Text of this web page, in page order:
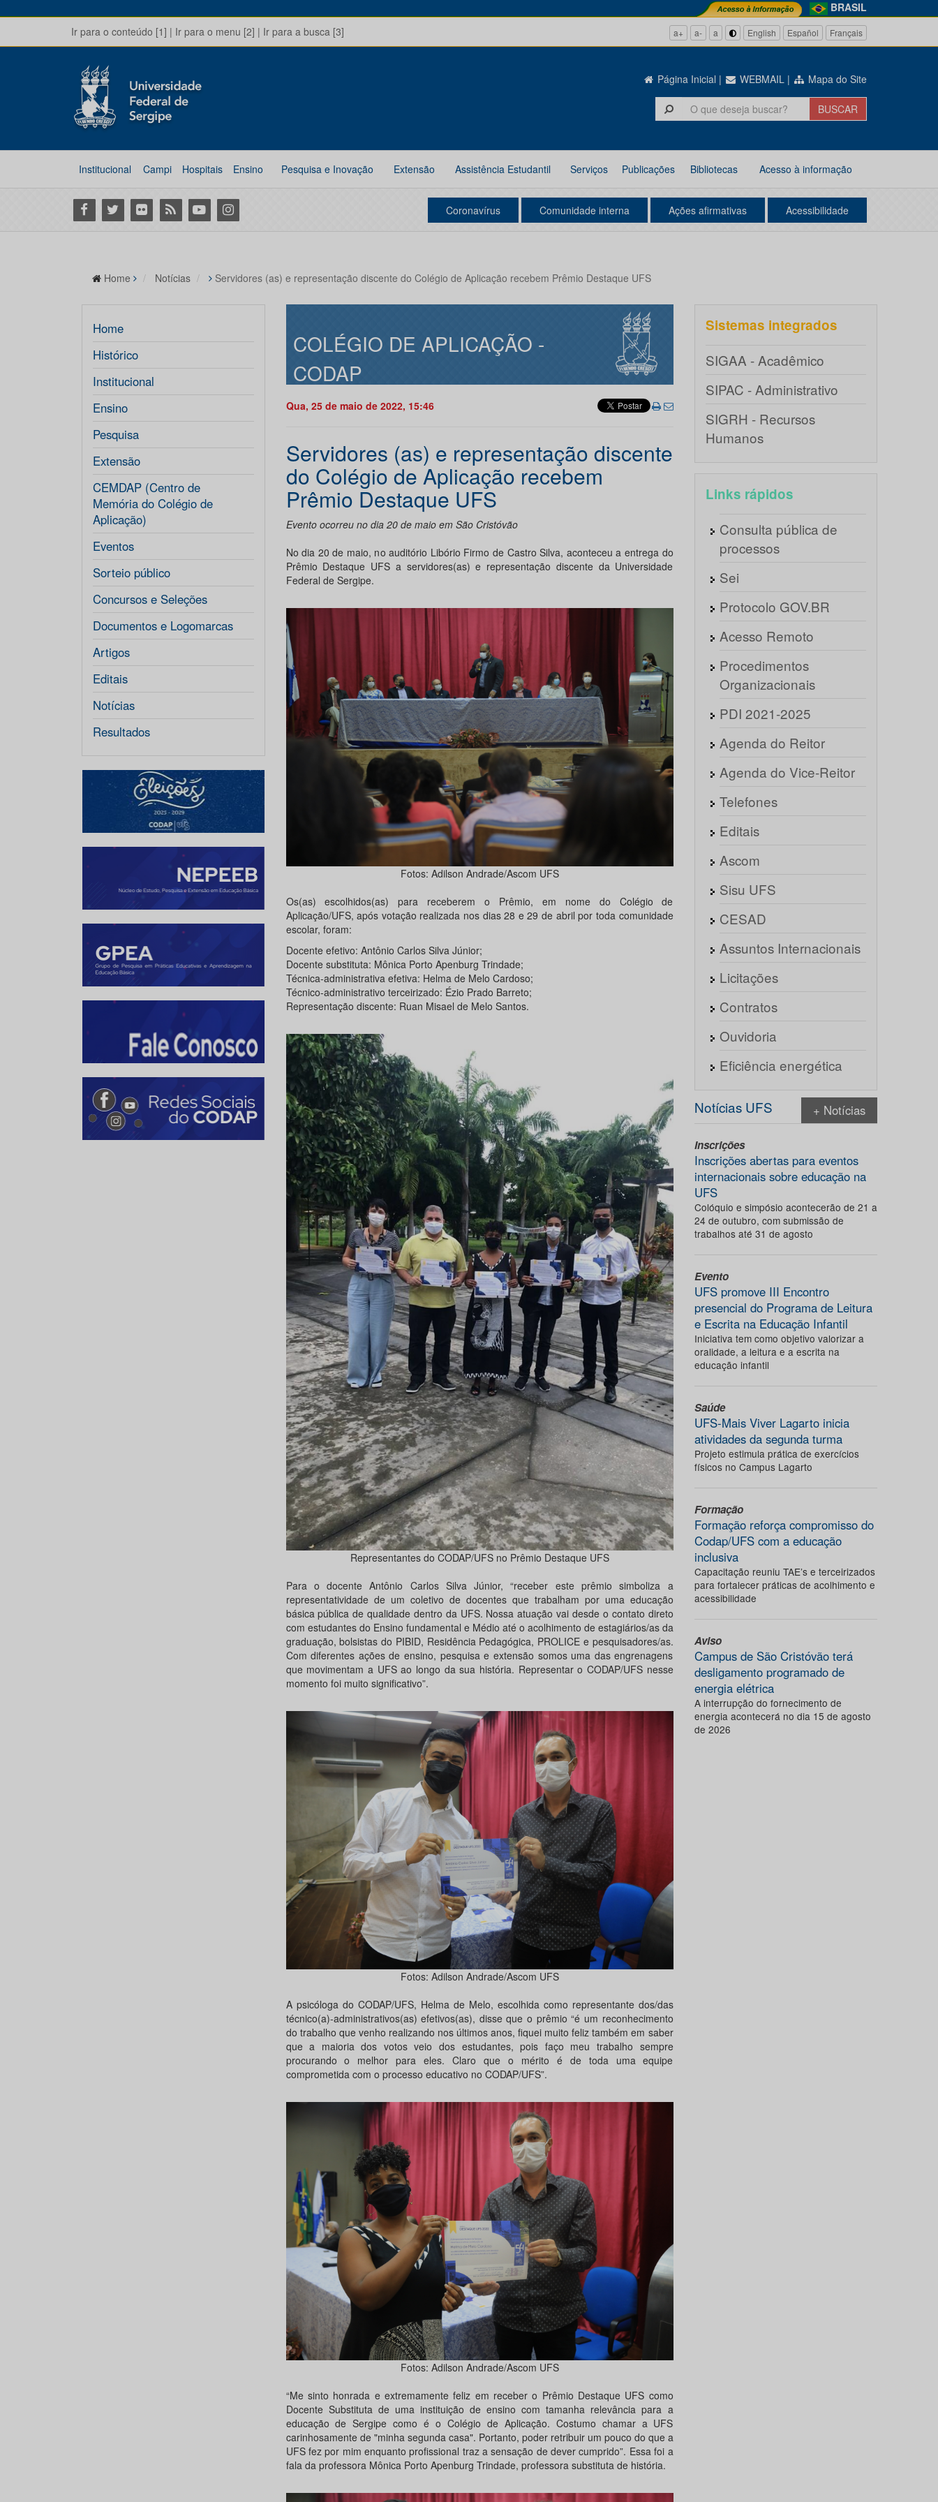
BRASIL
Ir para o conteúdo [1] | Ir para o menu [2] | Ir para a busca [3] a+ a- a English Español Français
Página Inicial | WEBMAIL | Mapa do Site
Institucional Campi Hospitais Ensino Pesquisa e Inovação Extensão Assistência Estudantil Serviços Publicações Bibliotecas Acesso à informação
Facebook
Twitter Flickr RSS YoutubeInstagram Coronavírus Comunidade interna Ações afirmativas Acessibilidade
Home Notícias Servidores (as) e representação discente do Colégio de Aplicação recebem Prêmio Destaque UFS
Home
Histórico
Institucional
Ensino
Pesquisa
Extensão
CEMDAP (Centro de
Memória do Colégio de
Aplicação)
Eventos
Sorteio público
Concursos e Seleções
Documentos e Logomarcas
Artigos
Editais
Notícias
Resultados
COLÉGIO DE APLICAÇÃO -
CODAP
Qua, 25 de maio de 2022, 15:46
Servidores (as) e representação discente
do Colégio de Aplicação recebem
Prêmio Destaque UFS
Evento ocorreu no dia 20 de maio em São Cristóvão
No dia 20 de maio, no auditório Libório Firmo de Castro Silva, aconteceu a entrega do
Prêmio Destaque UFS a servidores(as) e representação discente da Universidade
Federal de Sergipe.
Fotos: Adilson Andrade/Ascom UFS
Os(as) escolhidos(as) para receberem o Prêmio, em nome do Colégio de
Aplicação/UFS, após votação realizada nos dias 28 e 29 de abril por toda comunidade
escolar, foram:
Docente efetivo: Antônio Carlos Silva Júnior;
Docente substituta: Mônica Porto Apenburg Trindade;
Técnica-administrativa efetiva: Helma de Melo Cardoso;
Técnico-administrativo terceirizado: Ézio Prado Barreto;
Representação discente: Ruan Misael de Melo Santos.
Representantes do CODAP/UFS no Prêmio Destaque UFS
Para o docente Antônio Carlos Silva Júnior, “receber este prêmio simboliza a
representatividade de um coletivo de docentes que trabalham por uma educação
básica pública de qualidade dentro da UFS. Nossa atuação vai desde o contato direto
com estudantes do Ensino fundamental e Médio até o acolhimento de estagiários/as da
graduação, bolsistas do PIBID, Residência Pedagógica, PROLICE e pesquisadores/as.
Com diferentes ações de ensino, pesquisa e extensão somos uma das engrenagens
que movimentam a UFS ao longo da sua história. Representar o CODAP/UFS nesse
momento foi muito significativo”.
Fotos: Adilson Andrade/Ascom UFS
A psicóloga do CODAP/UFS, Helma de Melo, escolhida como representante dos/das
técnico(a)-administrativos(as) efetivos(as), disse que o prêmio “é um reconhecimento
do trabalho que venho realizando nos últimos anos, fiquei muito feliz também em saber
que a maioria dos votos veio dos estudantes, pois faço meu trabalho sempre
procurando o melhor para eles. Claro que o mérito é de toda uma equipe
comprometida com o processo educativo no CODAP/UFS”.
Fotos: Adilson Andrade/Ascom UFS
“Me sinto honrada e extremamente feliz em receber o Prêmio Destaque UFS como
Docente Substituta de uma instituição de ensino com tamanha relevância para a
educação de Sergipe como é o Colégio de Aplicação. Costumo chamar a UFS
carinhosamente de "minha segunda casa". Portanto, poder retribuir um pouco do que a
UFS fez por mim enquanto profissional traz a sensação de dever cumprido”. Essa foi a
fala da professora Mônica Porto Apenburg Trindade, professora substituta de história.
Sistemas integrados
SIGAA - Acadêmico
SIPAC - Administrativo
SIGRH - Recursos
Humanos
Links rápidos
Consulta pública de
processos
Sei
Protocolo GOV.BR
Acesso Remoto
Procedimentos
Organizacionais
PDI 2021-2025
Agenda do Reitor
Agenda do Vice-Reitor
Telefones
Editais
Ascom
Sisu UFS
CESAD
Assuntos Internacionais
Licitações
Contratos
Ouvidoria
Eficiência energética
Notícias UFS + Notícias
Inscrições
Inscrições abertas para eventos
internacionais sobre educação na
UFS
Colóquio e simpósio acontecerão de 21 a
24 de outubro, com submissão de
trabalhos até 31 de agosto
Evento
UFS promove III Encontro
presencial do Programa de Leitura
e Escrita na Educação Infantil
Iniciativa tem como objetivo valorizar a
oralidade, a leitura e a escrita na
educação infantil
Saúde
UFS-Mais Viver Lagarto inicia
atividades da segunda turma
Projeto estimula prática de exercícios
físicos no Campus Lagarto
Formação
Formação reforça compromisso do
Codap/UFS com a educação
inclusiva
Capacitação reuniu TAE’s e terceirizados
para fortalecer práticas de acolhimento e
acessibilidade
Aviso
Campus de São Cristóvão terá
desligamento programado de
energia elétrica
A interrupção do fornecimento de
energia acontecerá no dia 15 de agosto
de 2026